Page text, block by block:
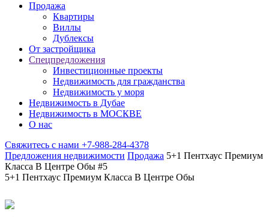
Продажа
Квартиры
Виллы
Дублексы
От застройщика
Спецпредложения
Инвестиционные проекты
Недвижимость для гражданства
Недвижимость у моря
Недвижимость в Дубае
Недвижимость в МОСКВЕ
О нас
Свяжитесь с нами +7-988-284-4378
Предложения недвижимости Продажа 5+1 Пентхаус Премиум
Класса В Центре Обы #5
5+1 Пентхаус Премиум Класса В Центре Обы